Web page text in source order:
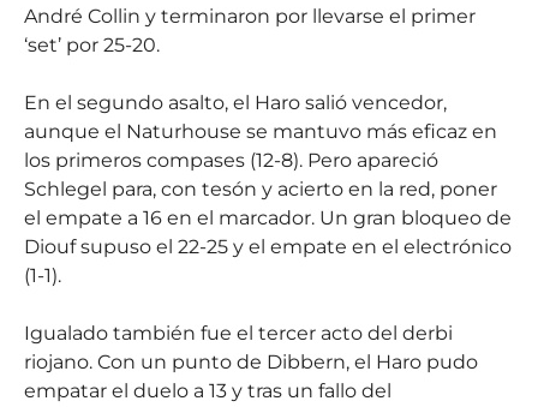
André Collin y terminaron por llevarse el primer
‘set’ por 25-20.
En el segundo asalto, el Haro salió vencedor,
aunque el Naturhouse se mantuvo más eficaz en
los primeros compases (12-8). Pero apareció
Schlegel para, con tesón y acierto en la red, poner
el empate a 16 en el marcador. Un gran bloqueo de
Diouf supuso el 22-25 y el empate en el electrónico
(1-1).
Igualado también fue el tercer acto del derbi
riojano. Con un punto de Dibbern, el Haro pudo
empatar el duelo a 13 y tras un fallo del